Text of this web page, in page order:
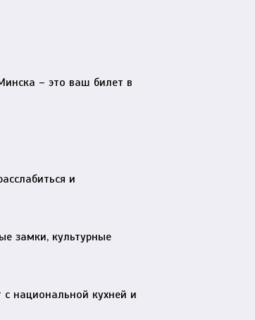
– это ваш билет в
и
замки, культурные
национальной кухней и